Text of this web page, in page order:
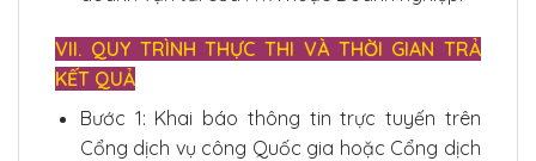
VII. QUY TRÌNH THỰC THI VÀ THỜI GIAN TRẢ
KẾT QUẢ
Bước 1: Khai báo thông tin trực tuyến trên
Cổng dịch vụ công Quốc gia hoặc Cổng dịch